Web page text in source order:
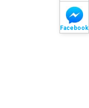
Facebook